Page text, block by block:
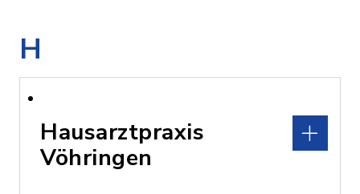
H
Hausarztpraxis
Vöhringen